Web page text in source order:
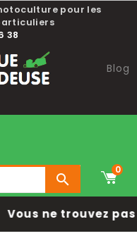
pour les
38
Blog

0
Vous ne trouvez